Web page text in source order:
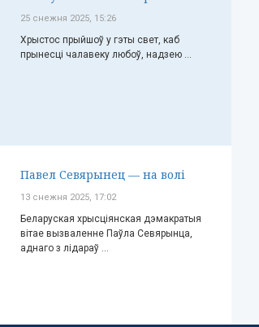
25 снежня 2025, 15:26
Хрыстос прыйшоў у гэты свет, каб
прынесці чалавеку любоў, надзею ...
Павел Севярынец — на волі
13 снежня 2025, 17:02
Беларуская хрысціянская дэмакратыя
вітае вызваленне Паўла Севярынца,
аднаго з лідараў ...